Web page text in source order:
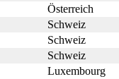
Österreich
Schweiz
Schweiz
Schweiz
Luxembourg